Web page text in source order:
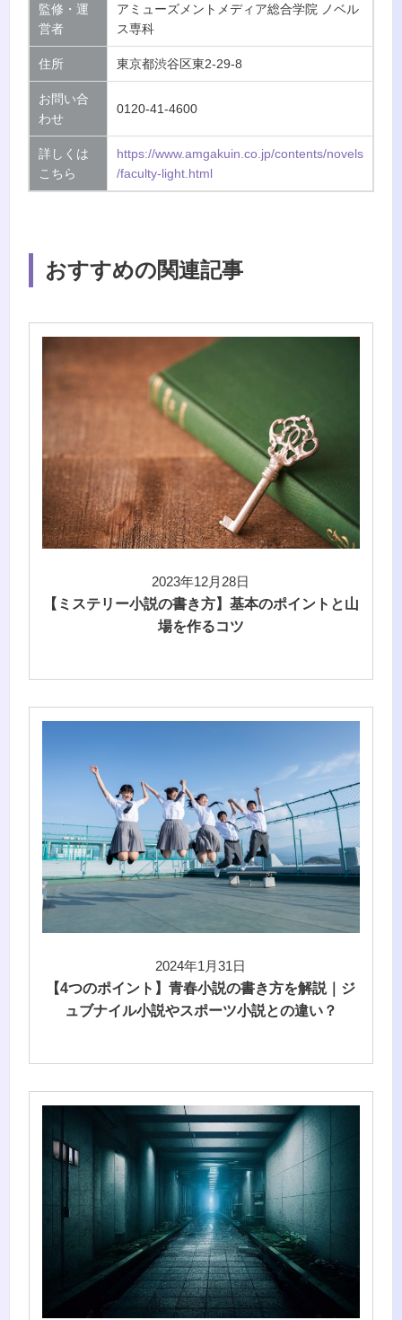
監修・運
営者
アミューズメントメディア総合学院 ノベル
ス専科
住所 東京都渋谷区東2-29-8
お問い合
わせ
0120-41-4600
詳しくは
こちら
https://www.amgakuin.co.jp/contents/novels
/faculty-light.html
おすすめの関連記事
2023年12月28日
【ミステリー小説の書き方】基本のポイントと山
場を作るコツ
2024年1月31日
【4つのポイント】青春小説の書き方を解説｜ジ
ュブナイル小説やスポーツ小説との違い？